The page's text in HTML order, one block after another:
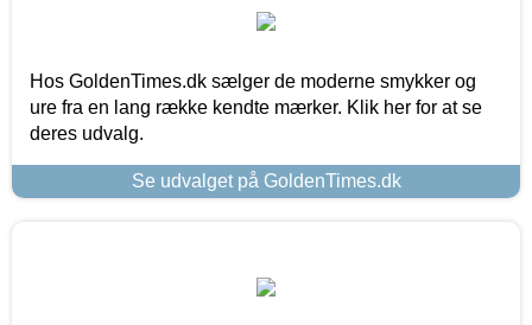
Hos GoldenTimes.dk sælger de moderne smykker og
ure fra en lang række kendte mærker. Klik her for at se
deres udvalg.
Se udvalget på GoldenTimes.dk